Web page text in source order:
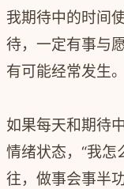
我期待中的时间
待，一定有事与
有可能经常发生。
如果每天和期待
情绪状态，“我怎
往，做事会事半